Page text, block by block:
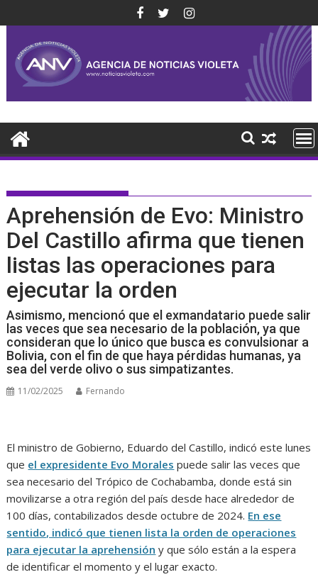
al
contenido
Aprehensión de Evo: Ministro
Del Castillo afirma que tienen
listas las operaciones para
ejecutar la orden
Asimismo, mencionó que el exmandatario puede salir
las veces que sea necesario de la población, ya que
consideran que lo único que busca es convulsionar a
Bolivia, con el fin de que haya pérdidas humanas, ya
sea del verde olivo o sus simpatizantes.
11/02/2025 Fernando
El ministro de Gobierno, Eduardo del Castillo, indicó este lunes
que el expresidente Evo Morales puede salir las veces que
sea necesario del Trópico de Cochabamba, donde está sin
movilizarse a otra región del país desde hace alrededor de
100 días, contabilizados desde octubre de 2024. En ese
sentido, indicó que tienen lista la orden de operaciones
para ejecutar la aprehensión y que sólo están a la espera
de identificar el momento y el lugar exacto.